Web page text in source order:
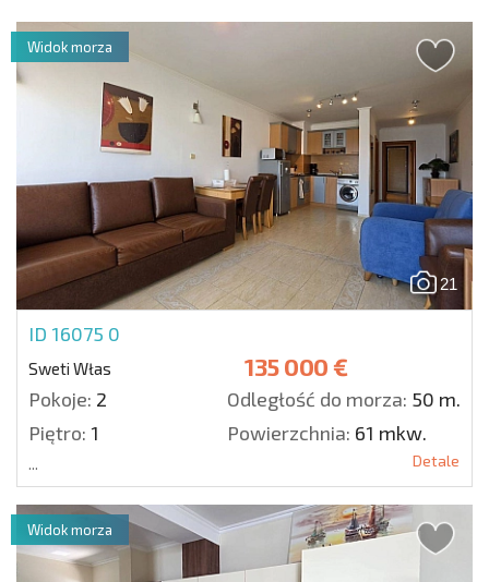
21
ID 16075 0
Sweti Włas 135 000 €
Pokoje: 2 Odległość do morza: 50 m.
Piętro: 1 Powierzchnia: 61 mkw.
Widok morza
... Detale
Widok morza